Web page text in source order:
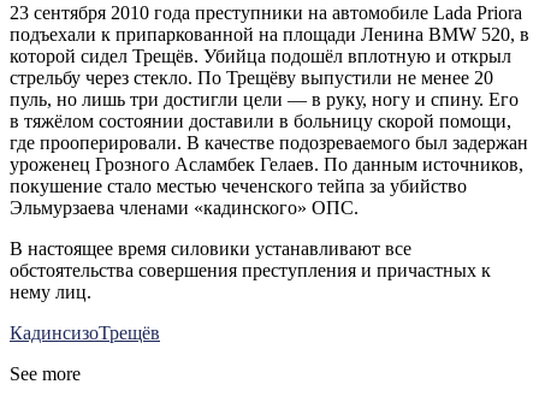
23 сентября 2010 года преступники на автомобиле Lada Priora
подъехали к припаркованной на площади Ленина BMW 520, в
которой сидел Трещёв. Убийца подошёл вплотную и открыл
стрельбу через стекло. По Трещёву выпустили не менее 20
пуль, но лишь три достигли цели — в руку, ногу и спину. Его
в тяжёлом состоянии доставили в больницу скорой помощи,
где прооперировали. В качестве подозреваемого был задержан
уроженец Грозного Асламбек Гелаев. По данным источников,
покушение стало местью чеченского тейпа за убийство
Эльмурзаева членами «кадинского» ОПС.
В настоящее время силовики устанавливают все
обстоятельства совершения преступления и причастных к
нему лиц.
КадинсизоТрещёв
See more